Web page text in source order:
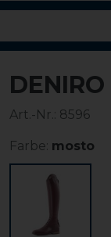
Art.-Nr.: 8596
Farbe: mosto